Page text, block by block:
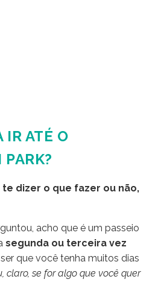
IR ATÉ O
te dizer o que fazer ou não,
acho que é um passeio
segunda ou terceira vez
que você tenha muitos dias
claro, se for algo que você quer